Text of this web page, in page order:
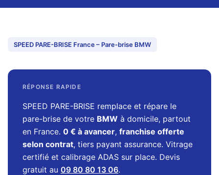
SPEED PARE-BRISE France – Pare-brise BMW
RÉPONSE RAPIDE
SPEED PARE-BRISE remplace et répare le
pare-brise de votre BMW à domicile, partout
en France. 0 € à avancer, franchise offerte
selon contrat, tiers payant assurance. Vitrage
certifié et calibrage ADAS sur place. Devis
gratuit au 09 80 80 13 06.